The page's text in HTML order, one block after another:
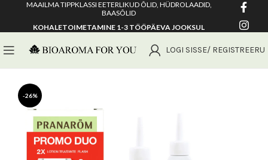
MAAILMA TIPPKLASSI EETERLIKUD ÕLID, HÜDROLAADID,
BAASÕLID
KOHALETOIMETAMINE 1-3 TÖÖPÄEVA JOOKSUL
LOGI SISSE/ REGISTREERU
-26%